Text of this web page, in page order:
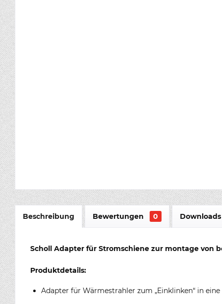
Beschreibung Bewertungen 0
Scholl Adapter für Stromschiene zur montage von
Produktdetails:
Adapter für Wärmestrahler zum „Einklinken“ in